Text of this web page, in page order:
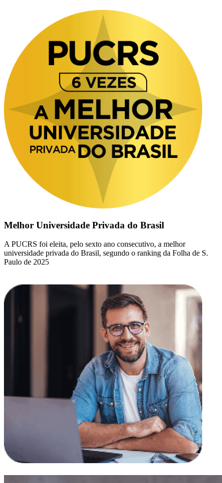
Melhor Universidade Privada do Brasil
A PUCRS foi eleita, pelo sexto ano consecutivo, a melhor
universidade privada do Brasil, segundo o ranking da Folha de S.
Paulo de 2025